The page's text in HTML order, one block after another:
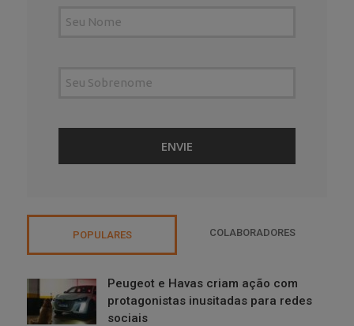
POPULARES COLABORADORES
Peugeot e Havas criam ação com
protagonistas inusitadas para redes
sociais